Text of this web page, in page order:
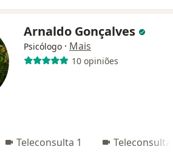
Arnaldo Gonçalves
Psicólogo · Mais
10 opiniões
Teleconsulta 1 Teleconsulta 2